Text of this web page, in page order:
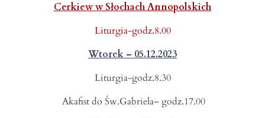
Cerkiew w Słochach Annopolskich
Liturgia-godz.8.00
Wtorek – 05.12.2023
Liturgia-godz.8.30
Akafist do Św.Gabriela– godz.17.00